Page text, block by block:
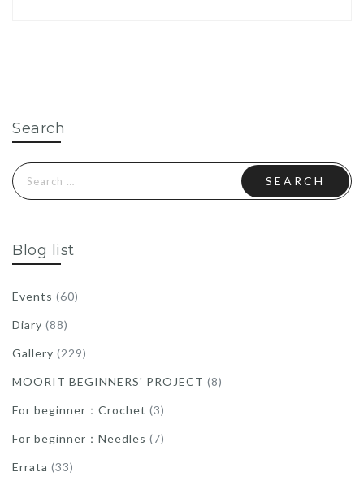
Search
Search
for:
Blog list
Events (60)
Diary (88)
Gallery (229)
MOORIT BEGINNERS' PROJECT (8)
For beginner：Crochet (3)
For beginner：Needles (7)
Errata (33)